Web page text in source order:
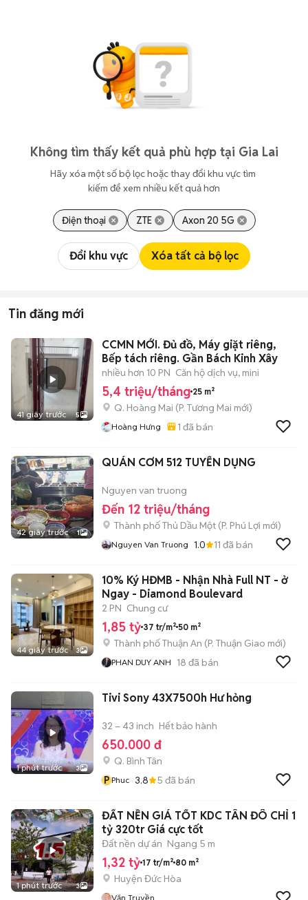
Không tìm thấy kết quả phù hợp tại Gia Lai
Hãy xóa một số bộ lọc hoặc thay đổi khu vực tìm
kiếm để xem nhiều kết quả hơn
Điện thoại ZTE Axon 20 5G
Đổi khu vực Xóa tất cả bộ lọc
Tin đăng mới
41 giây trước 5
CCMN MỚI. Đủ đồ, Máy giặt riêng,
Bếp tách riêng. Gần Bách Kinh Xây
nhiều hơn 10 PN Căn hộ dịch vụ, mini
5,4 triệu/tháng 25 m²
Q. Hoàng Mai (P. Tương Mai mới)
Hoàng Hưng 1 đã bán
42 giây trước 1
QUÁN CƠM 512 TUYỂN DỤNG
Nguyen van truong
Đến 12 triệu/tháng
Thành phố Thủ Dầu Một (P. Phú Lợi mới)
Nguyen Van Truong 1.0 11 đã bán
44 giây trước 3
10% Ký HĐMB - Nhận Nhà Full NT - ở
Ngay - Diamond Boulevard
2 PN Chung cư
1,85 tỷ 37 tr/m² 50 m²
Thành phố Thuận An (P. Thuận Giao mới)
PHAN DUY ANH 18 đã bán
1 phút trước 3
Tivi Sony 43X7500h Hư hỏng
32 – 43 inch Hết bảo hành
650.000 đ
Q. Bình Tân
P Phuc 3.8 5 đã bán
1 phút trước 3
ĐẤT NỀN GIÁ TỐT KDC TÂN ĐÔ CHỈ 1
tỷ 320tr Giá cực tốt
Đất nền dự án Ngang 5 m
1,32 tỷ 17 tr/m² 80 m²
Huyện Đức Hòa
Văn Truyền